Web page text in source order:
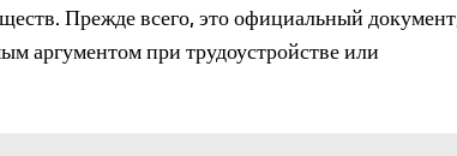
Прежде всего, это официальный
аргументом при трудоустройстве или